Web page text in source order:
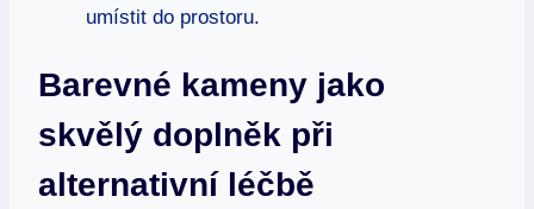
umístit do prostoru.
Barevné kameny jako
skvělý doplněk při
alternativní léčbě